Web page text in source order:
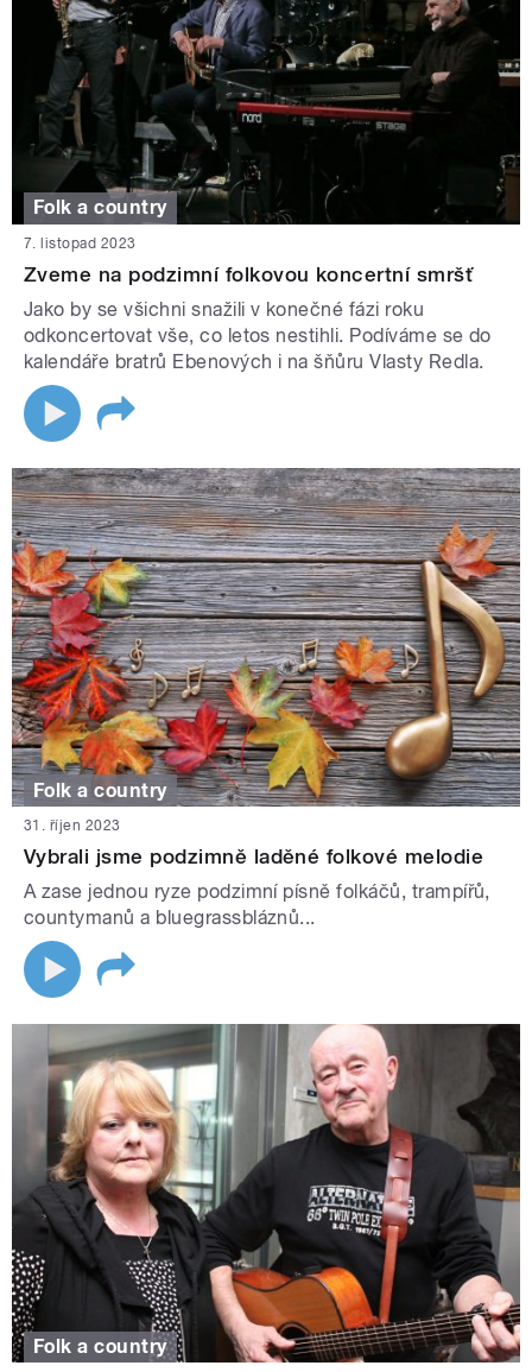
Folk a country
7. listopad 2023
Zveme na podzimní folkovou koncertní smršť
Jako by se všichni snažili v konečné fázi roku
odkoncertovat vše, co letos nestihli. Podíváme se do
kalendáře bratrů Ebenových i na šňůru Vlasty Redla.
Folk a country
31. říjen 2023
Vybrali jsme podzimně laděné folkové melodie
A zase jednou ryze podzimní písně folkáčů, trampířů,
countymanů a bluegrassbláznů...
Folk a country